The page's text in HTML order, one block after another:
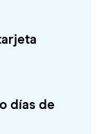
días de